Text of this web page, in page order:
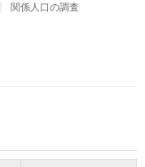
関係人口の調査